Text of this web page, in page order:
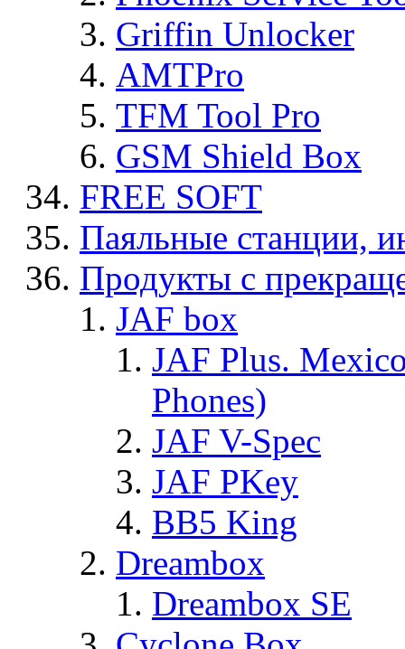
Griffin Unlocker
AMTPro
TFM Tool Pro
GSM Shield Box
FREE SOFT
Паяльные станции,
Продукты с
JAF box
JAF Plus.
Phones)
JAF V-Spec
JAF PKey
BB5 King
Dreambox
Dreambox SE